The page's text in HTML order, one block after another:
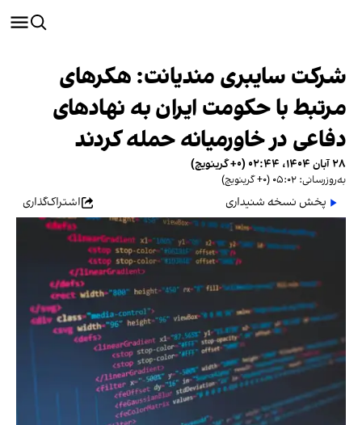
شرکت سایبری مندیانت: هکرهای
مرتبط با حکومت ایران به نهادهای
دفاعی در خاورمیانه حمله کردند
۲۸ آبان ۱۴۰۴، ۰۲:۴۴ (‎+۰ گرینویچ)
به‌روزرسانی: ۰۵:۰۲ (‎+۰ گرینویچ)
پخش نسخه شنیداری اشتراک‌گذاری